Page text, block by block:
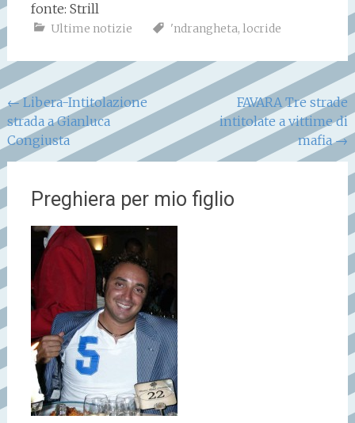
fonte: Strill
Ultime notizie 'ndrangheta, locride
Navigazione
articoli
←Libera-Intitolazione
strada a Gianluca
Congiusta
FAVARA Tre strade
intitolate a vittime di
mafia→
Preghiera per mio figlio